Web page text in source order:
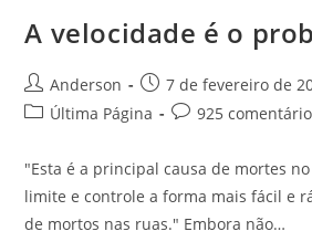
A velocidade é o
Anderson
7 de fevereiro de
Última Página
925
"Esta é a principal causa de mortes
limite e controle a forma mais fácil e
de mortos nas ruas." Embora não…